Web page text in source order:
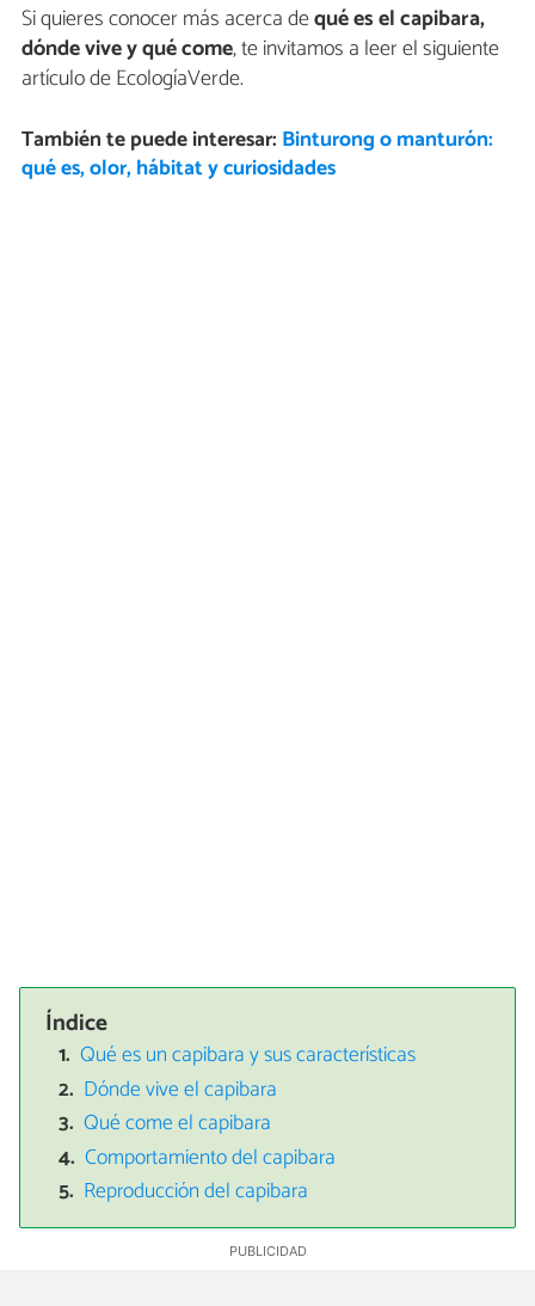
Si quieres conocer más acerca dequé es elcapibara,
dónde vive y qué come, te invitamos a leer el siguiente
artículo de EcologíaVerde.
También te puede interesar: Binturong o manturón:
qué es, olor, hábitat y curiosidades
Índice
Qué es un capibara y sus características
Dónde vive el capibara
Qué come el capibara
Comportamiento del capibara
Reproducción del capibara